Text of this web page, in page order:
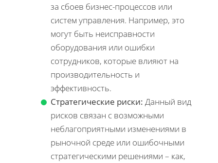
за сбоев бизнес-процессов или
систем управления. Например, это
могут быть неисправности
оборудования или ошибки
сотрудников, которые влияют на
производительность и
эффективность.
Стратегические риски: Данный вид
рисков связан с возможными
неблагоприятными изменениями в
рыночной среде или ошибочными
стратегическими решениями – как,